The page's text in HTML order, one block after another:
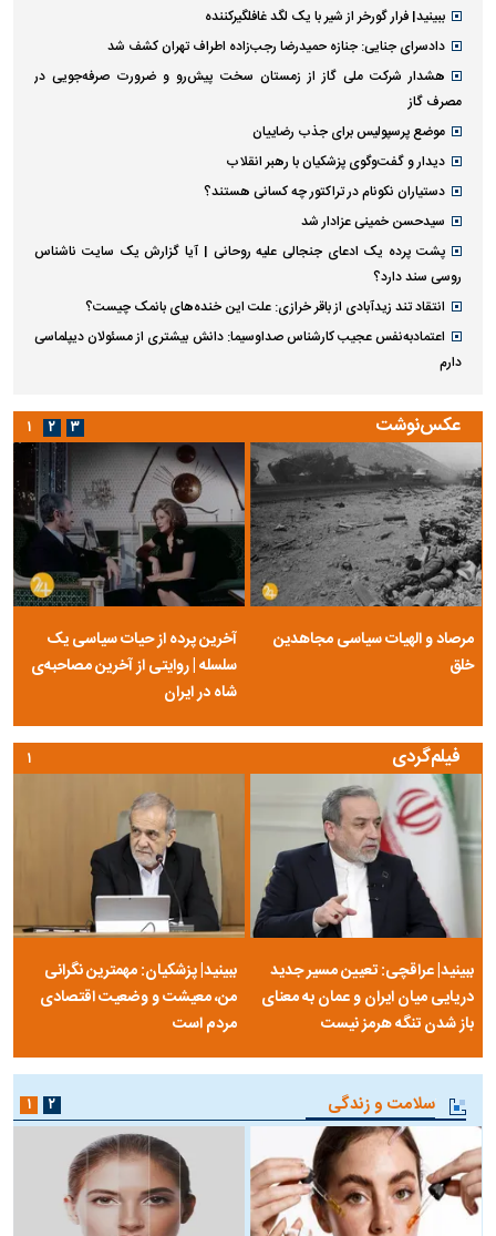
ببینید| فرار گورخر از شیر با یک لگد غافلگیرکننده
دادسرای جنایی: جنازه حمیدرضا رجب‌زاده اطراف تهران کشف شد
هشدار شرکت ملی گاز از زمستان سخت پیش‌رو و ضرورت صرفه‌جویی در
مصرف گاز
موضع پرسپولیس برای جذب رضاییان
دیدار و گفت‌وگوی پزشکیان با رهبر انقلاب
دستیاران نکونام در تراکتور چه کسانی هستند؟
سیدحسن خمینی عزادار شد
پشت پرده یک ادعای جنجالی علیه روحانی | آیا گزارش یک سایت ناشناس
روسی سند دارد؟
انتقاد تند زیدآبادی از باقر خرازی: علت این خنده‌های بانمک چیست؟
اعتمادبه‌نفس عجیب کارشناس صداوسیما: دانش بیشتری از مسئولان دیپلماسی
دارم
عکس‌نوشت
مرصاد و الهیات سیاسی مجاهدین
خلق
آخرین پرده از حیات سیاسی یک
سلسله | روایتی از آخرین مصاحبه‌ی
شاه در ایران
۱ ۲ ۳
فیلم‌گردی
ببینید| عراقچی: تعیین مسیر جدید
دریایی میان ایران و عمان به معنای
باز شدن تنگه هرمز نیست
ببینید| پزشکیان: مهمترین نگرانی
من، معیشت و وضعیت اقتصادی
مردم است
۱
سلامت و زندگی ۱ ۲